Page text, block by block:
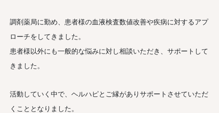
調剤薬局に勤め、患者様の血液検査数値改善や疾病に対するアプ
ローチをしてきました。
患者様以外にも一般的な悩みに対し相談いただき、サポートして
きました。
活動していく中で、ヘルハピとご縁がありサポートさせていただ
くこととなりました。